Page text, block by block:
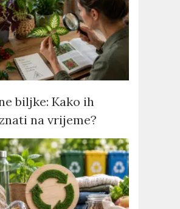
biljke: Kako ih
na vrijeme?